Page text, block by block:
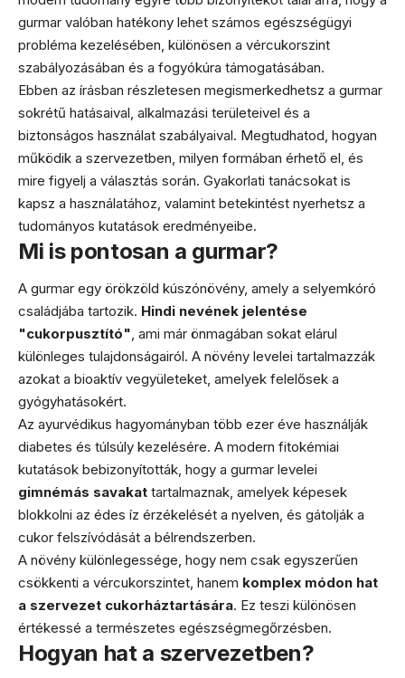
gurmar valóban hatékony lehet számos egészségügyi
probléma kezelésében, különösen a vércukorszint
szabályozásában és a fogyókúra támogatásában.
Ebben az írásban részletesen megismerkedhetsz a gurmar
sokrétű hatásaival, alkalmazási területeivel és a
biztonságos használat szabályaival. Megtudhatod, hogyan
működik a szervezetben, milyen formában érhető el, és
mire figyelj a választás során. Gyakorlati tanácsokat is
kapsz a használatához, valamint betekintést nyerhetsz a
tudományos kutatások eredményeibe.
Mi is pontosan a gurmar?
A gurmar egy örökzöld kúszónövény, amely a selyemkóró
családjába tartozik. Hindi nevének jelentése
"cukorpusztító", ami már önmagában sokat elárul
különleges tulajdonságairól. A növény levelei tartalmazzák
azokat a bioaktív vegyületeket, amelyek felelősek a
gyógyhatásokért.
Az ayurvédikus hagyományban több ezer éve használják
diabetes és túlsúly kezelésére. A modern fitokémiai
kutatások bebizonyították, hogy a gurmar levelei
gimnémás savakat tartalmaznak, amelyek képesek
blokkolni az édes íz érzékelését a nyelven, és gátolják a
cukor felszívódását a bélrendszerben.
A növény különlegessége, hogy nem csak egyszerűen
csökkenti a vércukorszintet, hanem komplex módon hat
a szervezet cukorháztartására. Ez teszi különösen
értékessé a természetes egészségmegőrzésben.
Hogyan hat a szervezetben?